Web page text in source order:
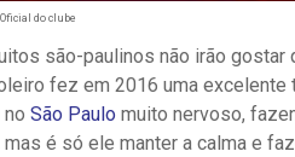
do clube
são-paulinos não irão
fez em 2016 uma excelente
São Paulo muito nervoso,
é só ele manter a calma e